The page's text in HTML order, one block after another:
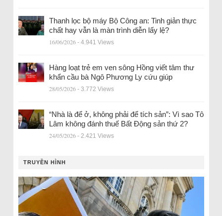
Thanh lọc bộ máy Bộ Công an: Tinh giản thực
chất hay vẫn là màn trình diễn lấy lệ?
16/06/2026 - 4.941 Views
Hàng loạt trẻ em ven sông Hồng viết tâm thư
khẩn cầu bà Ngô Phương Ly cứu giúp
28/05/2026 - 3.772 Views
“Nhà là để ở, không phải để tích sản”: Vì sao Tô
Lâm không đánh thuế Bất Động sản thứ 2?
24/05/2026 - 2.421 Views
TRUYỀN HÌNH